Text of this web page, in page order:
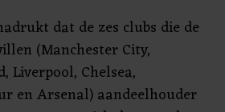
dat de zes clubs die de
(Manchester City,
Liverpool, Chelsea,
en Arsenal) aandeelhouder